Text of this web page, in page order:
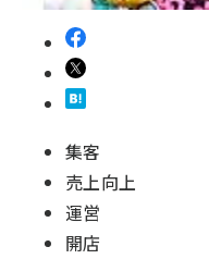
集客
売上向上
運営
開店